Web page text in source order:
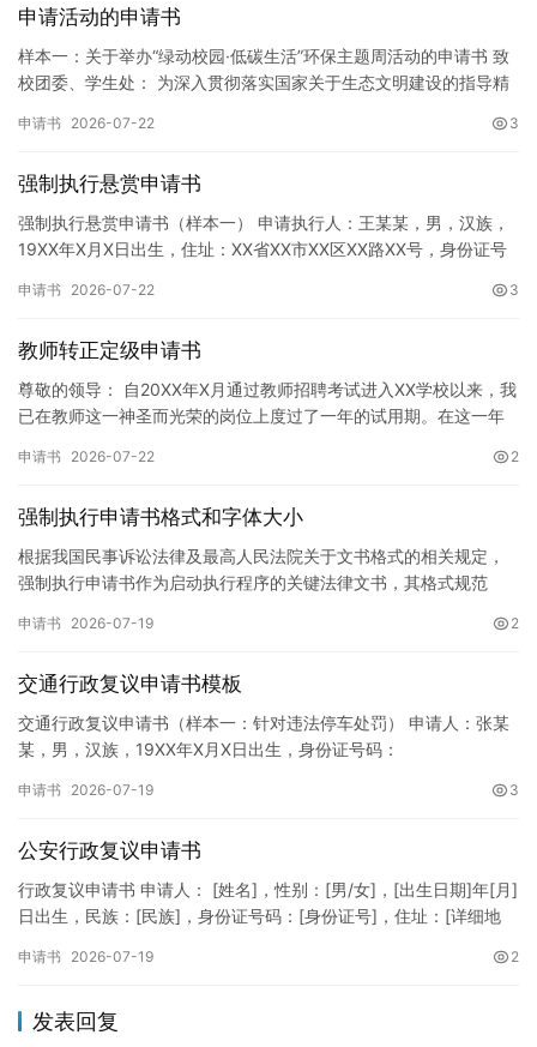
申请活动的申请书
样本一：关于举办“绿动校园·低碳生活”环保主题周活动的申请书 致
校团委、学生处： 为深入贯彻落实国家关于生态文明建设的指导精
申请书 2026-07-22 3
强制执行悬赏申请书
强制执行悬赏申请书（样本一） 申请执行人：王某某，男，汉族，
19XX年X月X日出生，住址：XX省XX市XX区XX路XX号，身份证号
申请书 2026-07-22 3
教师转正定级申请书
尊敬的领导： 自20XX年X月通过教师招聘考试进入XX学校以来，我
已在教师这一神圣而光荣的岗位上度过了一年的试用期。在这一年
申请书 2026-07-22 2
强制执行申请书格式和字体大小
根据我国民事诉讼法律及最高人民法院关于文书格式的相关规定，
强制执行申请书作为启动执行程序的关键法律文书，其格式规范
纸张与…
申请书 2026-07-19 2
交通行政复议申请书模板
交通行政复议申请书（样本一：针对违法停车处罚） 申请人：张某
某，男，汉族，19XX年X月X日出生，身份证号码：
申请书 2026-07-19 3
公安行政复议申请书
行政复议申请书 申请人： [姓名]，性别：[男/女]，[出生日期]年[月]
日出生，民族：[民族]，身份证号码：[身份证号]，住址：[详细地
申请书 2026-07-19 2
发表回复